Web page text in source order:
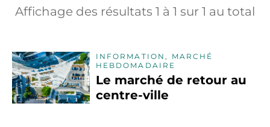
Affichage des résultats 1 à 1 sur 1 au total
INFORMATION, MARCHÉ
HEBDOMADAIRE
Le marché de retour au
centre-ville